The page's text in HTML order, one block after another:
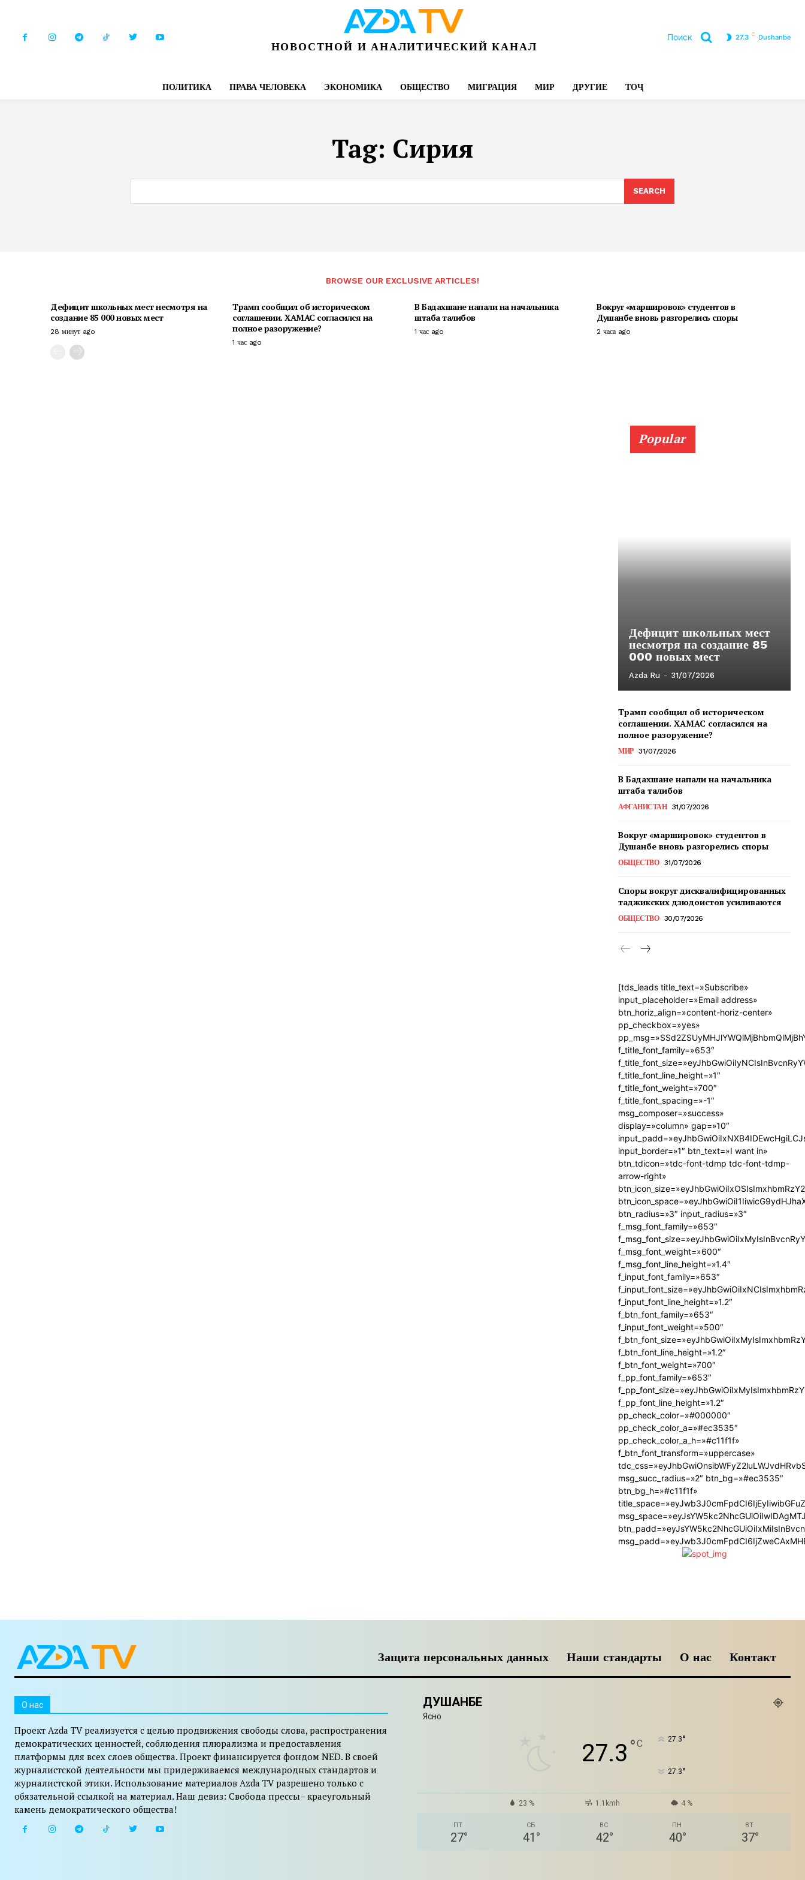
НОВОСТНОЙ И АНАЛИТИЧЕСКИЙ КАНАЛ
Поиск 27.3 C Dushanbe
ПОЛИТИКА ПРАВА ЧЕЛОВЕКА ЭКОНОМИКА ОБЩЕСТВО МИГРАЦИЯ МИР ДРУГИЕ ТОҶ
Tag: Сирия
SEARCH
BROWSE OUR EXCLUSIVE ARTICLES!
Дефицит школьных мест несмотря на
создание 85 000 новых мест
28 минут ago
Трамп сообщил об историческом
соглашении. ХАМАС согласился на
полное разоружение?
1 час ago
В Бадахшане напали на начальника
штаба талибов
1 час ago
Вокруг «маршировок» студентов в
Душанбе вновь разгорелись споры
2 часа ago
Popular
Дефицит школьных мест
несмотря на создание 85
000 новых мест
Azda Ru - 31/07/2026
Трамп сообщил об историческом
соглашении. ХАМАС согласился на
полное разоружение?
МИР 31/07/2026
В Бадахшане напали на начальника
штаба талибов
АФГАНИСТАН 31/07/2026
Вокруг «маршировок» студентов в
Душанбе вновь разгорелись споры
ОБЩЕСТВО 31/07/2026
Споры вокруг дисквалифицированных
таджикских дзюдоистов усиливаются
ОБЩЕСТВО 30/07/2026
[tds_leads title_text=»Subscribe»
input_placeholder=»Email address»
btn_horiz_align=»content-horiz-center»
pp_checkbox=»yes»
f_title_font_family=»653″
f_title_font_line_height=»1″
f_title_font_weight=»700″
f_title_font_spacing=»-1″
msg_composer=»success»
display=»column» gap=»10″
input_border=»1″ btn_text=»I want in»
btn_tdicon=»tdc-font-tdmp tdc-font-tdmp-
arrow-right»
btn_radius=»3″ input_radius=»3″
f_msg_font_family=»653″
f_msg_font_weight=»600″
f_msg_font_line_height=»1.4″
f_input_font_family=»653″
f_input_font_line_height=»1.2″
f_btn_font_family=»653″
f_input_font_weight=»500″
f_btn_font_line_height=»1.2″
f_btn_font_weight=»700″
f_pp_font_family=»653″
f_pp_font_line_height=»1.2″
pp_check_color=»#000000″
pp_check_color_a=»#ec3535″
pp_check_color_a_h=»#c11f1f»
f_btn_font_transform=»uppercase»
msg_succ_radius=»2″ btn_bg=»#ec3535″
btn_bg_h=»#c11f1f»
Защита персональных данных Наши стандарты О нас Контакт
O нас
Проект Azda TV реализуется с целью продвижения свободы слова, распространения
демократических ценностей, соблюдения плюрализма и предоставления
платформы для всех слоев общества. Проект финансируется фондом NED. В своей
журналистской деятельности мы придерживаемся международных стандартов и
журналистской этики. Использование материалов Azda TV разрешено только с
обязательной ссылкой на материал. Наш девиз: Свобода прессы– краеугольный
камень демократического общества!
ДУШАНБЕ
Ясно
27.3 °C 27.3°
27.3°
23 % 1.1kmh 4 %
ПТ
27°
СБ
41 °
ВС
42°
ПН
40°
ВТ
37°